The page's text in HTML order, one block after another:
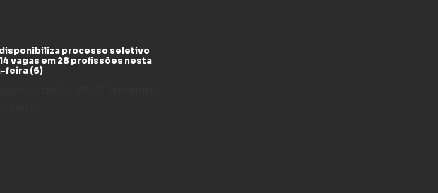
processo seletivo
vagas em 28 profissões nesta
feira (6)